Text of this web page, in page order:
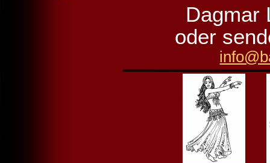
Dagmar
oder